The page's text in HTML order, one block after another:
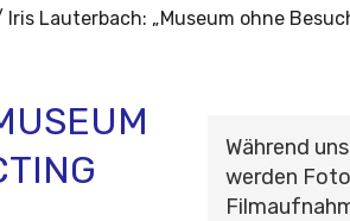
Lauterbach: „Museum ohne
Während
werden